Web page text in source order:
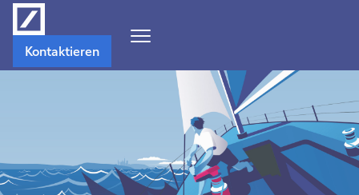
Menü
öffnen
Kontaktieren